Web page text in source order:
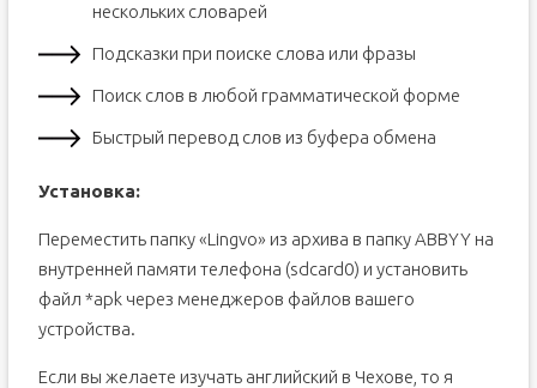
нескольких словарей
Подсказки при поиске слова или фразы
Поиск слов в любой грамматической форме
Быстрый перевод слов из буфера обмена
Установка:
Переместить папку «Lingvo» из архива в папку ABBYY на
внутренней памяти телефона (sdcard0) и установить
файл *apk через менеджеров файлов вашего
устройства.
Если вы желаете изучать английский в Чехове, то я